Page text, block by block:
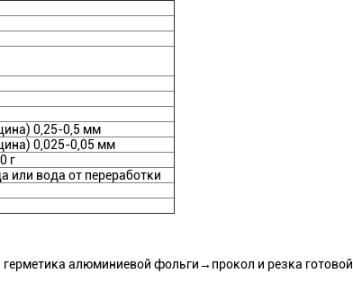
0,25-0,5 мм
0,025-0,05 мм
г
или вода от переработки
алюминиевой фольги→прокол и резка готовой